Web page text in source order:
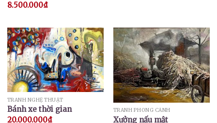
8.500.000₫
TRANH NGHỆ THUẬT
Bánh xe thời gian
20.000.000₫
TRANH PHONG CẢNH
Xưởng nấu mật